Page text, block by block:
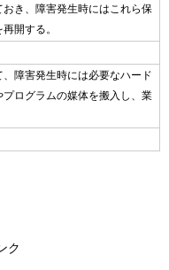
き、障害発生時にはこれら保
開する。
障害発生時には必要なハード
ログラムの媒体を搬入し、業
ク